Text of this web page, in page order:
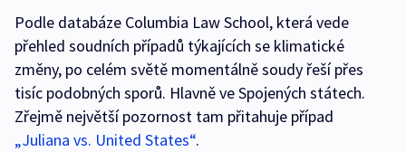
Podle databáze Columbia Law School, která vede
přehled soudních případů týkajících se klimatické
změny, po celém světě momentálně soudy řeší přes
tisíc podobných sporů. Hlavně ve Spojených státech.
Zřejmě největší pozornost tam přitahuje případ
„Juliana vs. United States“.